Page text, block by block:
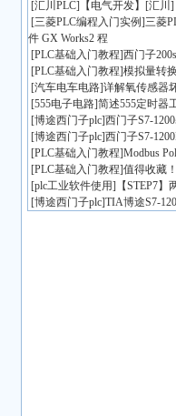
[汇川PLC] 【电气开发】[汇川]
[三菱PLC编程入门实例]三菱
件 GX Works2 程
[PLC基础入门教程]西门子
[PLC基础入门教程]模拟量转
[汽车电车电路]详解氧传感器
[555电子电路]简述555定时器
[博途西门子plc]西门子S7-
[博途西门子plc]西门子S7-
[PLC基础入门教程]Modbus
[PLC基础入门教程]值得收藏
[plc工业软件使用] 【STEP7】
[博途西门子plc]TIA博途S7-